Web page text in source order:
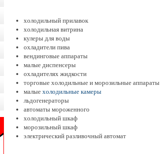
холодильный прилавок
холодильная витрина
кулеры для воды
охладители пива
вендинговые аппараты
малые диспенсеры
охладителях жидкости
торговые холодильные и морозильные аппараты
малые холодильные камеры
льдогенераторы
автоматы мороженного
холодильный шкаф
морозильный шкаф
электрический разливочный автомат